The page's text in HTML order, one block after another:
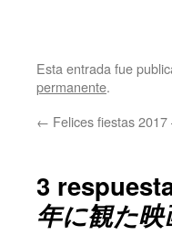
Esta entrada fue
permanente.
← Felices fiestas
3
年に観た映